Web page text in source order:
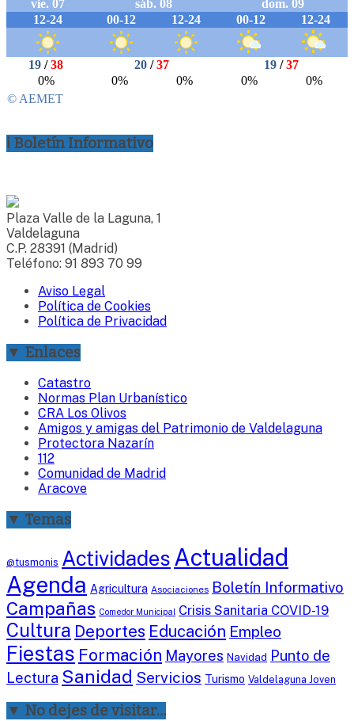
ℹ Boletín Informativo
Plaza Valle de la Laguna, 1
Valdelaguna
C.P. 28391 (Madrid)
Teléfono: 91 893 70 99
Aviso Legal
Política de Cookies
Política de Privacidad
▼ Enlaces
Catastro
Normas Plan Urbanístico
CRA Los Olivos
Amigos y amigas del Patrimonio de Valdelaguna
Protectora Nazarín
112
Comunidad de Madrid
Aracove
▼ Temas
@tusmonis ActividadesActualidad
Agenda Agricultura Asociaciones Boletín Informativo
Campañas Comedor Municipal Crisis Sanitaria COVID-19
Cultura Deportes Educación Empleo
Fiestas Formación Mayores Navidad Punto de
Lectura Sanidad Servicios Turismo Valdelaguna Joven
▼ No dejes de visitar…